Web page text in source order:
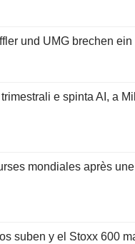
und UMG brechen ein
e spinta AI, a
mondiales après
suben y el Stoxx 600